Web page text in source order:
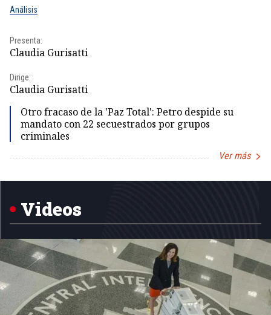
Análisis
Presenta:
Claudia Gurisatti
Dirige:
Claudia Gurisatti
Otro fracaso de la 'Paz Total': Petro despide su
mandato con 22 secuestrados por grupos
criminales
Ver más
Videos